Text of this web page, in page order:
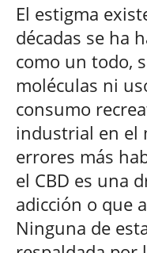
El estigma
décadas se ha
como un todo,
moléculas ni
consumo
industrial en el
errores más
el CBD es una
adicción o que
Ninguna de